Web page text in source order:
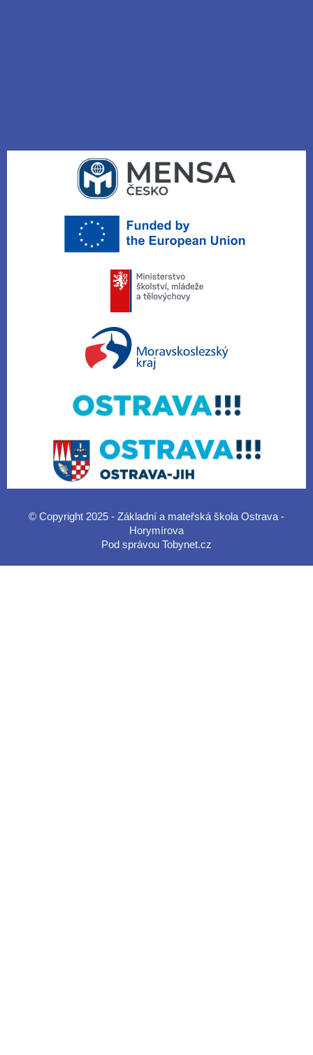
© Copyright 2025 - Základní a mateřská škola Ostrava -
Horymírova
Pod správou Tobynet.cz